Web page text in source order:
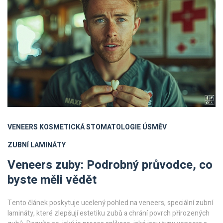
VENEERS KOSMETICKÁ STOMATOLOGIEÚSMĚV
ZUBNÍ LAMINÁTY
Veneers zuby: Podrobný průvodce, co
byste měli vědět
Tento článek poskytuje ucelený pohled na veneers, speciální zubní
lamináty, které zlepšují estetiku zubů a chrání povrch přirozených